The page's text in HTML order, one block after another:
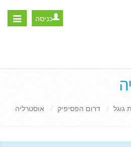
Toggle
כניסה
גוגל דרום הפסיפיק אוסטרליה